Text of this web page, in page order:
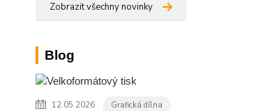
Zobrazit všechny novinky
Blog
12.05.2026 Grafická dílna